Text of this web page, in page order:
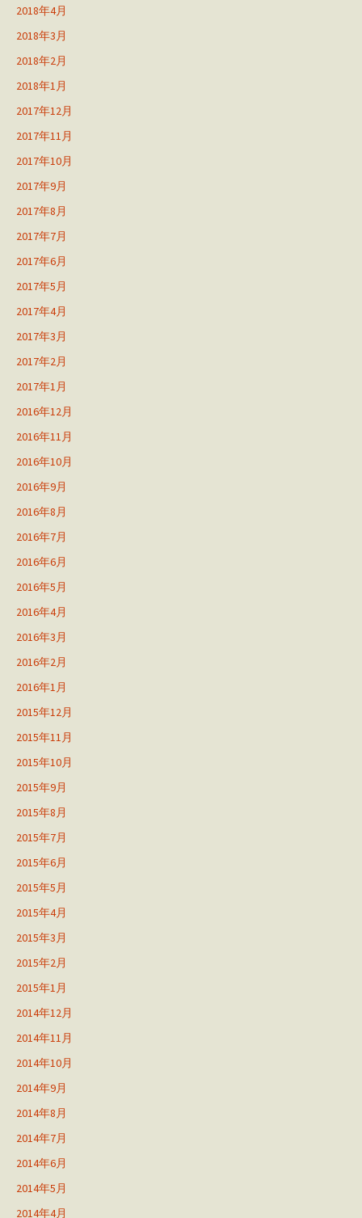
2018年4月
2018年3月
2018年2月
2018年1月
2017年12月
2017年11月
2017年10月
2017年9月
2017年8月
2017年7月
2017年6月
2017年5月
2017年4月
2017年3月
2017年2月
2017年1月
2016年12月
2016年11月
2016年10月
2016年9月
2016年8月
2016年7月
2016年6月
2016年5月
2016年4月
2016年3月
2016年2月
2016年1月
2015年12月
2015年11月
2015年10月
2015年9月
2015年8月
2015年7月
2015年6月
2015年5月
2015年4月
2015年3月
2015年2月
2015年1月
2014年12月
2014年11月
2014年10月
2014年9月
2014年8月
2014年7月
2014年6月
2014年5月
2014年4月